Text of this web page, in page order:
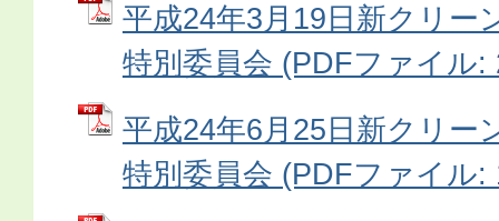
平成24年3月19日新クリー
特別委員会 (PDFファイル:
平成24年6月25日新クリー
特別委員会 (PDFファイル: